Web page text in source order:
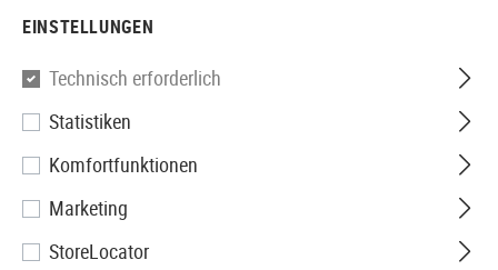
G&G
FNC Mount Base
EINSTELLUNGEN
Technisch erforderlich
Statistiken
Komfortfunktionen
Marketing
StoreLocator